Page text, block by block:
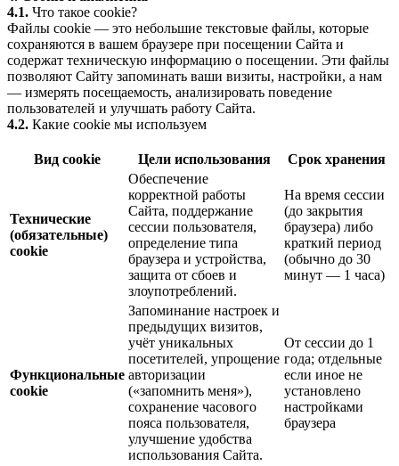
4.1. Что такое cookie?
Файлы cookie — это небольшие текстовые файлы, которые
сохраняются в вашем браузере при посещении Сайта и
содержат техническую информацию о посещении. Эти файлы
позволяют Сайту запоминать ваши визиты, настройки, а нам
— измерять посещаемость, анализировать поведение
пользователей и улучшать работу Сайта.
4.2. Какие cookie мы используем
Вид cookie Цели использования Срок хранения
Технические
(обязательные)
cookie
Обеспечение
корректной работы
Сайта, поддержание
сессии пользователя,
определение типа
браузера и устройства,
защита от сбоев и
злоупотреблений.
На время сессии
(до закрытия
браузера) либо
краткий период
(обычно до 30
минут — 1 часа)
Функциональные
cookie
Запоминание настроек и
предыдущих визитов,
учёт уникальных
посетителей, упрощение
авторизации
(«запомнить меня»),
сохранение часового
пояса пользователя,
улучшение удобства
использования Сайта.
От сессии до 1
года; отдельные
если иное не
установлено
настройками
браузера